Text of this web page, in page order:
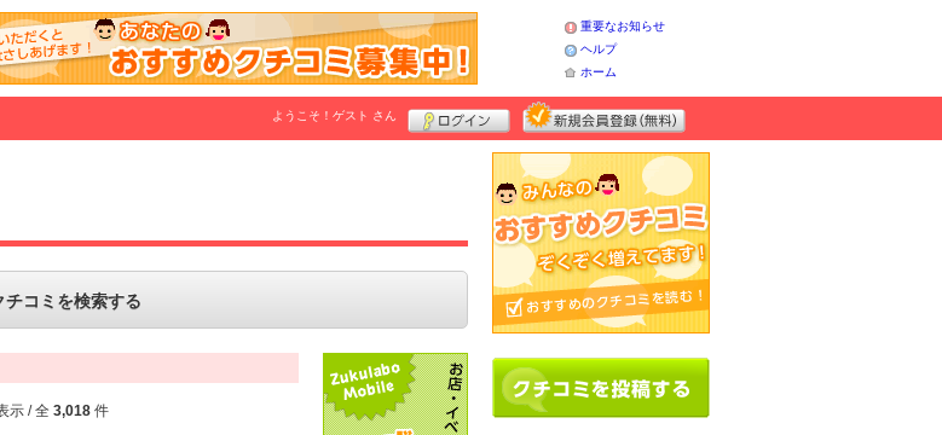
重要なお知らせ
ヘルプ
ホーム
ようこそ！ ゲスト さん
チコミを検索する
示 / 全 3,018 件